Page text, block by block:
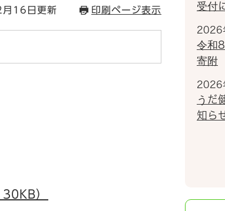
16日更新 印刷ページ表示
）
受付
2026
令和
寄附
2026
うだ
知ら